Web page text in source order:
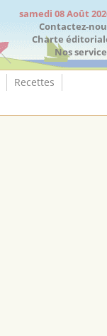
samedi 08 Août
Contactez-
Charte
Nos
Recettes